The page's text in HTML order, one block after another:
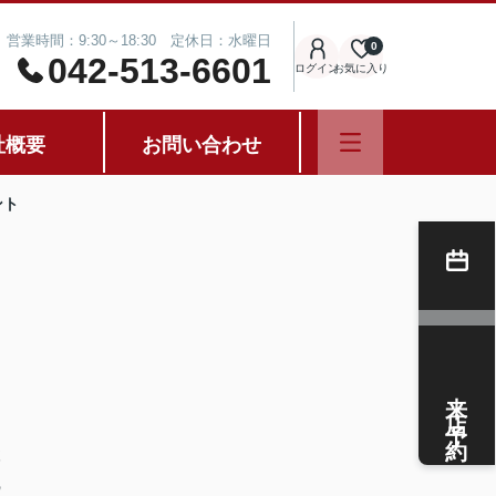
営業時間：9:30～18:30 定休日：水曜日
042-513-6601 ログインお気に入り
0
概要 お問い合わせ
来店予約